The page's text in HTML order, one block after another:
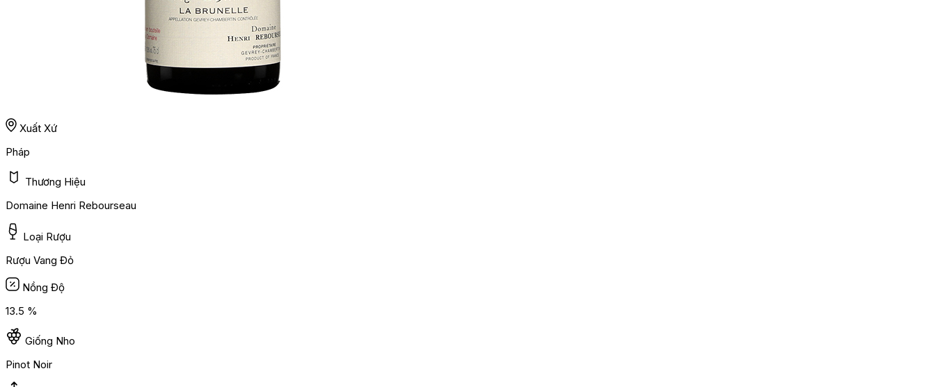
Xuất Xứ
Pháp
Thương Hiệu
Domaine Henri Rebourseau
Loại Rượu
Rượu Vang Đỏ
Nồng Độ
13.5 %
Giống Nho
Pinot Noir